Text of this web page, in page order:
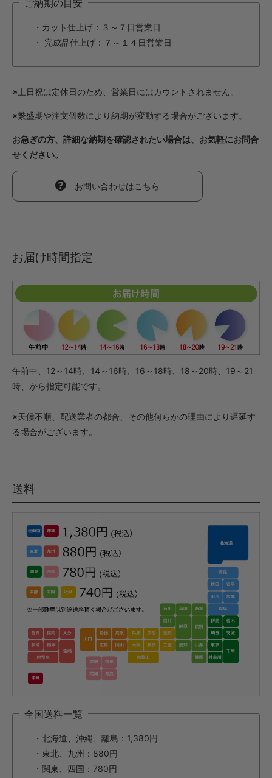
ご納期の目安
・カット仕上げ：３～７日営業日
・ 完成品仕上げ：７～１４日営業日
※土日祝は定休日のため、営業日にはカウントされません。
※繁盛期や注文個数により納期が変動する場合がございます。
お急ぎの方、詳細な納期を確認されたい場合は、お気軽にお問合
せください。
お問い合わせはこちら
お届け時間指定
午前中、12～14時、14～16時、16～18時、18～20時、19～21
時、から指定可能です。
※天候不順、配送業者の都合、その他何らかの理由により遅延す
る場合がございます。
送料
全国送料一覧
・北海道、沖縄、離島：1,380円
・東北、九州：880円
・関東、四国：780円